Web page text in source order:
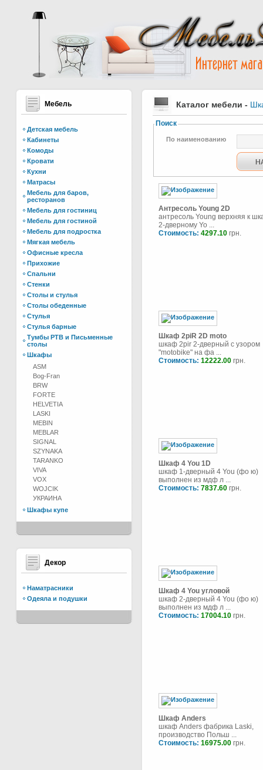
Мебель
Детская мебель
Кабинеты
Комоды
Кровати
Кухни
Матрасы
Мебель для баров,
ресторанов
Мебель для гостиниц
Мебель для гостиной
Мебель для подростка
Мягкая мебель
Офисные кресла
Прихожие
Спальни
Стенки
Столы и стулья
Столы обеденные
Стулья
Стулья барные
Тумбы РТВ и Письменные
столы
Шкафы
ASM
Bog-Fran
BRW
FORTE
HELVETIA
LASKI
MEBIN
MEBLAR
SIGNAL
SZYNAKA
TARANKO
VIVA
VOX
WOJCIK
УКРАИНА
Шкафы купе
Декор
Наматрасники
Одеяла и подушки
Каталог мебели -
Поиск
По наименованию
Антресоль Young 2D
антресоль Young верхняя к
2-дверному Yo ...
Стоимость: 4297.10 грн.
Шкаф 2piR 2D moto
шкаф 2pir 2-дверный с узором
"motobike" на фа ...
Стоимость: 12222.00 грн.
Шкаф 4 You 1D
шкаф 1-дверный 4 You (фо ю)
выполнен из мдф л ...
Стоимость: 7837.60 грн.
Шкаф 4 You угловой
шкаф 2-дверный 4 You (фо ю)
выполнен из мдф л ...
Стоимость: 17004.10 грн.
Шкаф Anders
шкаф Anders фабрика Laski,
производство Польш ...
Стоимость: 16975.00 грн.